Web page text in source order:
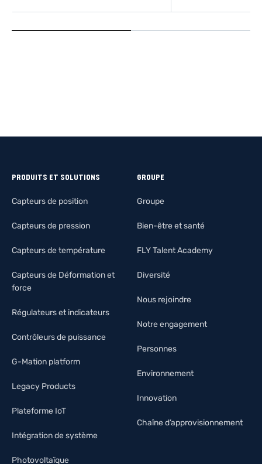
PRODUITS ET SOLUTIONS
Capteurs de position
Capteurs de pression
Capteurs de température
Capteurs de Déformation et
force
Régulateurs et indicateurs
Contrôleurs de puissance
G-Mation platform
Legacy Products
Plateforme IoT
Intégration de système
Photovoltaïque
GROUPE
Groupe
Bien-être et santé
FLY Talent Academy
Diversité
Nous rejoindre
Notre engagement
Personnes
Environnement
Innovation
Chaîne d’approvisionnement